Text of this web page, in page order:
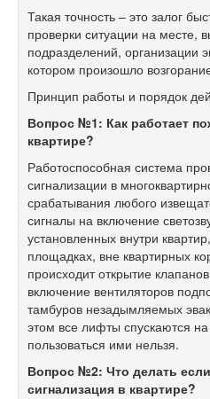
Такая точность – это залог
проверки ситуации на месте,
подразделений, организации
котором произошло
Принцип работы и порядок
Вопрос №1: Как работает
квартире?
Работоспособная система
сигнализации в
срабатывания любого
сигналы на включение
установленных внутри
площадках, вне квартирных
происходит открытие
включение вентиляторов
тамбуров незадымляемых
этом все лифты спускаются
пользоваться ими нельзя.
Вопрос №2: Что делать
сигнализация в квартире?